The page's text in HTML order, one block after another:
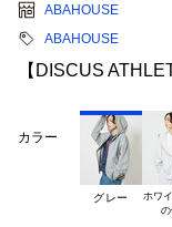
ABAHOUSE
ABAHOUSE
【DISCUS
カラー
グレー
ホワ